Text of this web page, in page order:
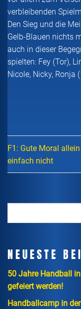
verbleibenden
Den Sieg und die
Gelb-Blauen nichts
auch in dieser
spielten: Fey (Tor),
Nicole, Nicky, Ronja
F1: Gute Moral
einfach nicht
NEUESTE
50 Jahre Handball
gefeiert werden!
Handballcamp in